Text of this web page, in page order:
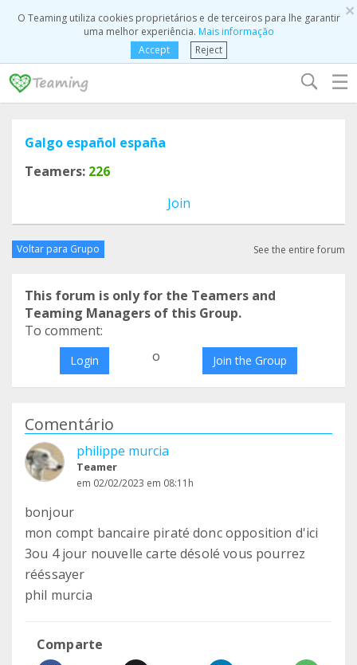
×
O Teaming utiliza cookies proprietários e de terceiros para lhe garantir
uma melhor experiência. Mais informação
Accept
Reject
☰
Galgo español españa
Teamers: 226
Join
Voltar para Grupo See the entire forum
This forum is only for the Teamers and
Teaming Managers of this Group.
To comment:
Login o Join the Group
Comentário
philippe murcia
Teamer
em 02/02/2023 em 08:11h
bonjour
mon compt bancaire piraté donc opposition d'ici
3ou 4 jour nouvelle carte désolé vous pourrez
rééssayer
phil murcia
Comparte